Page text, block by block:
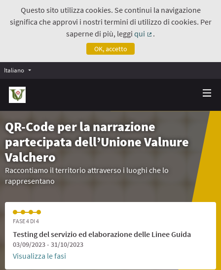
Questo sito utilizza cookies. Se continui la navigazione
significa che approvi i nostri termini di utilizzo di cookies. Per
saperne di più, leggiqui
.
OK, accetto
Italiano
QR-Code per la narrazione
partecipata dell’Unione Valnure
Valchero
Raccontiamo il territorio attraverso i luoghi che lo
rappresentano
FASE 4 DI 4
Testing del servizio ed elaborazione delle Linee Guida
03/09/2023 - 31/10/2023
Visualizza le fasi